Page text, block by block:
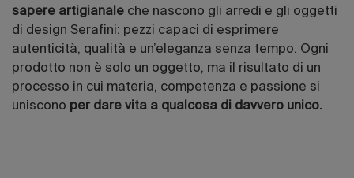
sapere artigianale che nascono gli arredi e gli oggetti
di design Serafini: pezzi capaci di esprimere
autenticità, qualità e un’eleganza senza tempo. Ogni
prodotto non è solo un oggetto, ma il risultato di un
processo in cui materia, competenza e passione si
uniscono per dare vita a qualcosa di davvero unico.